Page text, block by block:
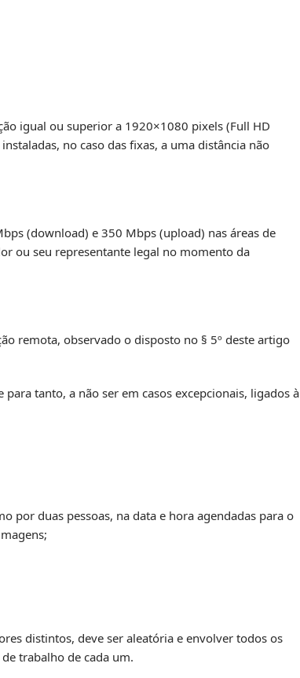
igual ou superior a 1920×1080 pixels (Full HD
no caso das fixas, a uma distância não
(download) e 350 Mbps (upload) nas áreas de
ou seu representante legal no momento da
remota, observado o disposto no § 5º deste artigo
tanto, a não ser em casos excepcionais, ligados à
por duas pessoas, na data e hora agendadas para o
distintos, deve ser aleatória e envolver todos os
trabalho de cada um.